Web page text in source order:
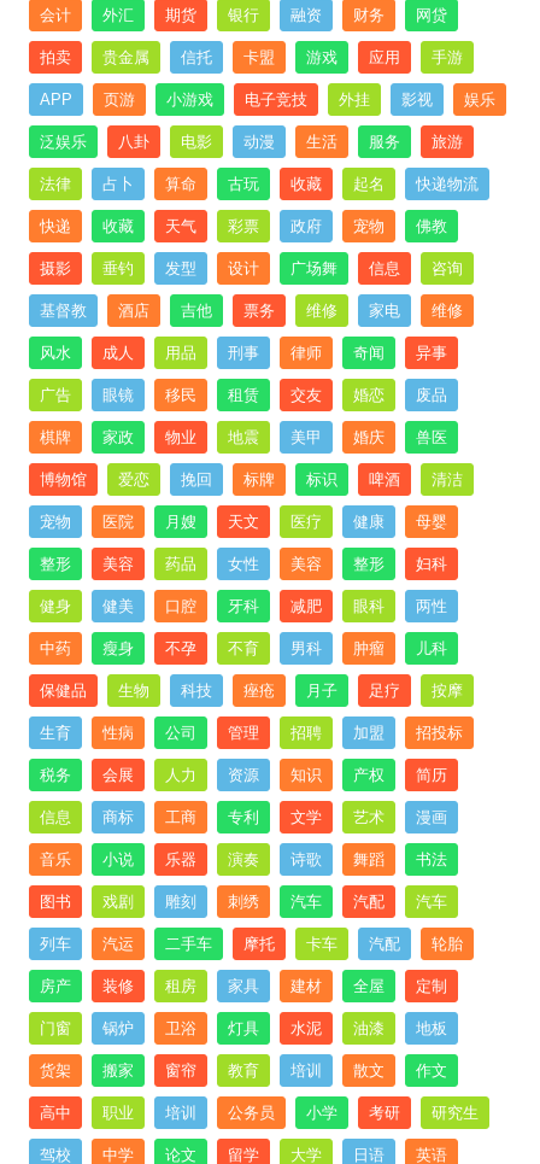
会计 外汇 期货 银行 融资 财务 网贷
拍卖 贵金属 信托 卡盟 游戏 应用 手游
APP 页游 小游戏 电子竞技 外挂 影视 娱乐
泛娱乐 八卦 电影 动漫 生活 服务 旅游
法律 占卜 算命 古玩 收藏 起名 快递物流
快递 收藏 天气 彩票 政府 宠物 佛教
摄影 垂钓 发型 设计 广场舞 信息 咨询
基督教 酒店 吉他 票务 维修 家电 维修
风水 成人 用品 刑事 律师 奇闻 异事
广告 眼镜 移民 租赁 交友 婚恋 废品
棋牌 家政 物业 地震 美甲 婚庆 兽医
博物馆 爱恋 挽回 标牌 标识 啤酒 清洁
宠物 医院 月嫂 天文 医疗 健康 母婴
整形 美容 药品 女性 美容 整形 妇科
健身 健美 口腔 牙科 减肥 眼科 两性
中药 瘦身 不孕 不育 男科 肿瘤 儿科
保健品 生物 科技 痤疮 月子 足疗 按摩
生育 性病 公司 管理 招聘 加盟 招投标
税务 会展 人力 资源 知识 产权 简历
信息 商标 工商 专利 文学 艺术 漫画
音乐 小说 乐器 演奏 诗歌 舞蹈 书法
图书 戏剧 雕刻 刺绣 汽车 汽配 汽车
列车 汽运 二手车 摩托 卡车 汽配 轮胎
房产 装修 租房 家具 建材 全屋 定制
门窗 锅炉 卫浴 灯具 水泥 油漆 地板
货架 搬家 窗帘 教育 培训 散文 作文
高中 职业 培训 公务员 小学 考研 研究生
驾校 中学 论文 留学 大学 日语 英语